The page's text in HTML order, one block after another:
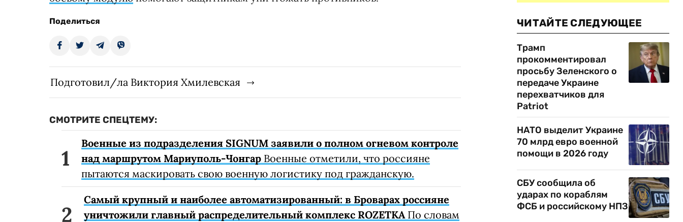
Поделиться
Подготовил/ла Виктория Хмилевская
СМОТРИТЕ СПЕЦТЕМУ:
Военные из подразделения SIGNUM заявили о полном огневом контроле
над маршрутом Мариуполь-Чонгар Военные отметили, что россияне
пытаются маскировать свою военную логистику под гражданскую.
Самый крупный и наиболее автоматизированный: в Броварах россияне
уничтожили главный распределительный комплекс ROZETKAПо словам
ЧИТАЙТЕ СЛЕДУЮЩЕЕ
Трамп
прокомментировал
просьбу Зеленского о
передаче Украине
перехватчиков для
Patriot
НАТО выделит Украине
70 млрд евро военной
помощи в 2026 году
СБУ сообщила об
ударах по кораблям
ФСБ и российскому НПЗ